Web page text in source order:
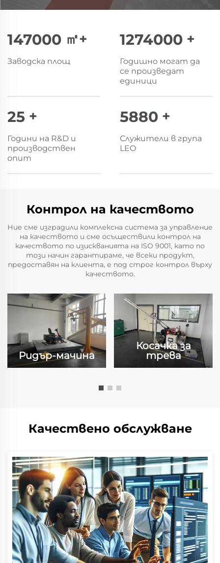
150000 ㎡+
Заводска площ
1300000 +
Годишно могат да
се произведат
единици
25 +
Години на R&D и
производствен
опит
6000 +
Служители в група
LEO
Контрол на качеството
Ние сме изградили комплексна система за управление
на качеството и сме осъществили контрол на
качеството по изискванията на ISO 9001, като по
този начин гарантираме, че всеки продукт,
предоставян на клиента, е под строг контрол върху
качеството.
Ридър-мачина
Косачка за
трева
Качествено обслужване